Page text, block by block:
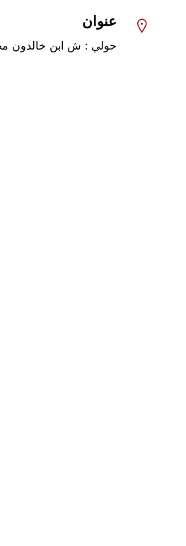
عنوان
حولي : ش ابن خالدون مجمع